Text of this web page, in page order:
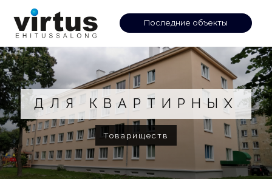
Перейти
содержимому
Последние объекты
ДЛЯ КВАРТИРНЫХ
Товариществ